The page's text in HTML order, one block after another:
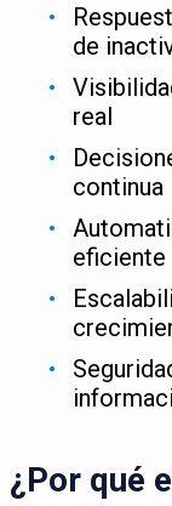
de
real
continua
eficiente
¿Por qué